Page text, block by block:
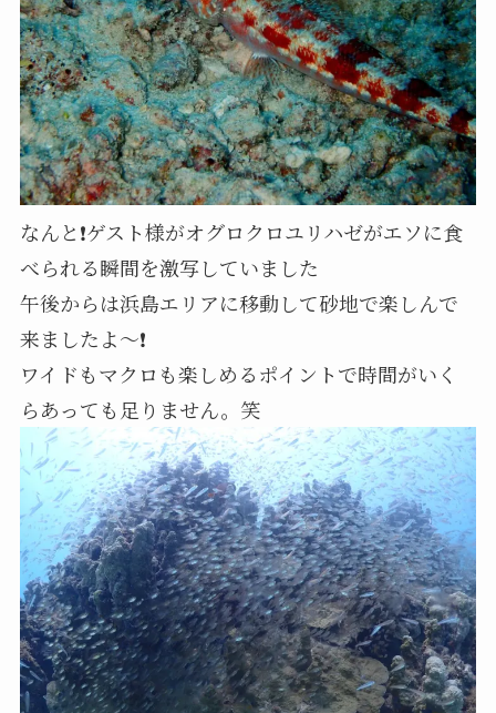
なんと❗ゲスト様がオグロクロユリハゼがエソに食
べられる瞬間を激写していました
午後からは浜島エリアに移動して砂地で楽しんで
来ましたよ～❗
ワイドもマクロも楽しめるポイントで時間がいく
らあっても足りません。笑